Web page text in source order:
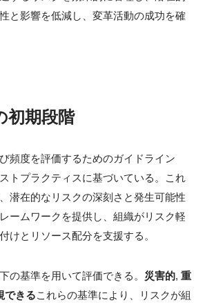
と影響を低減し、変革活動の成功を確
初期段階
頻度を評価するためのガイドライン
トプラクティスに基づいている。これ
潜在的なリスクの深刻さと発生可能性
ームワークを提供し、組織がリスク軽
けとリソース配分を支援する。
の基準を用いて評価できる。 災害的, 重
できるこれらの基準により、リスクが組